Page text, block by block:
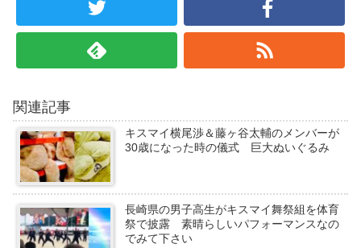
関連記事
キスマイ横尾渉＆藤ヶ谷太輔のメンバーが
30歳になった時の儀式 巨大ぬいぐるみ
長崎県の男子高生がキスマイ舞祭組を体育
祭で披露 素晴らしいパフォーマンスなの
でみて下さい